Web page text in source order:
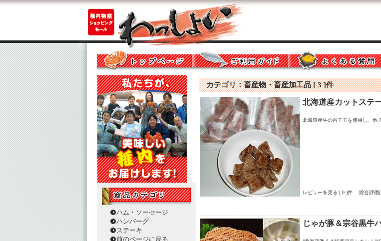
ハム・ソーセージ
ハンバーグ
ステーキ
前のページに戻る
カテゴリ：畜産物・畜産加工品 [ 3 ]件
北海道産カットステ
北海道産牛の内モモを使用し、他
レビューを見る [ 0 ]件 総合評価[
じゃが豚＆宗谷黒牛